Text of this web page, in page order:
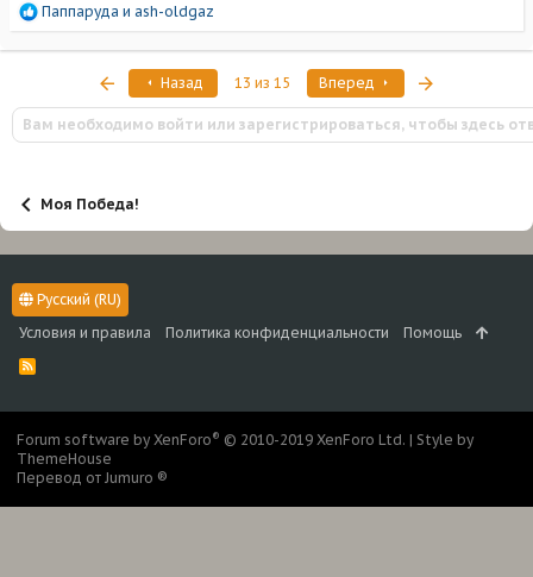
Р
а
и
и
:
Паппаруда и ash-oldgaz
ПервыйНазад 13 из 15 Вперед
Вам необходимо войти или зарегистрироваться, чтобы здесь
Моя Победа!
Русский (RU)
Условия и правила
Политика конфиденциальности Помощь
R
Forum software by XenForo® © 2010-2019 XenForo Ltd. | Style by
ThemeHouse
Перевод от Jumuro ®